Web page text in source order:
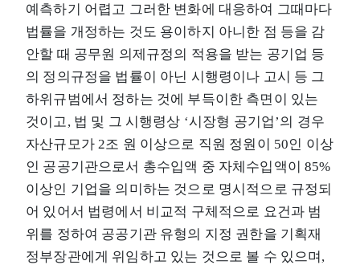
예측하기 어렵고 그러한 변화에 대응하여 그때마다
법률을 개정하는 것도 용이하지 아니한 점 등을 감
안할 때 공무원 의제규정의 적용을 받는 공기업 등
의 정의규정을 법률이 아닌 시행령이나 고시 등 그
하위규범에서 정하는 것에 부득이한 측면이 있는
것이고, 법 및 그 시행령상 ‘시장형 공기업’의 경우
자산규모가 2조 원 이상으로 직원 정원이 50인 이상
인 공공기관으로서 총수입액 중 자체수입액이 85%
이상인 기업을 의미하는 것으로 명시적으로 규정되
어 있어서 법령에서 비교적 구체적으로 요건과 범
위를 정하여 공공기관 유형의 지정 권한을 기획재
정부장관에게 위임하고 있는 것으로 볼 수 있으며,